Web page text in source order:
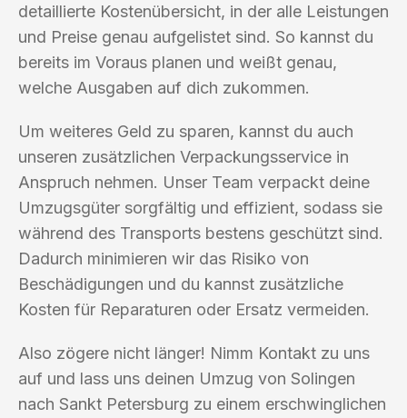
detaillierte Kostenübersicht, in der alle Leistungen
und Preise genau aufgelistet sind. So kannst du
bereits im Voraus planen und weißt genau,
welche Ausgaben auf dich zukommen.
Um weiteres Geld zu sparen, kannst du auch
unseren zusätzlichen Verpackungsservice in
Anspruch nehmen. Unser Team verpackt deine
Umzugsgüter sorgfältig und effizient, sodass sie
während des Transports bestens geschützt sind.
Dadurch minimieren wir das Risiko von
Beschädigungen und du kannst zusätzliche
Kosten für Reparaturen oder Ersatz vermeiden.
Also zögere nicht länger! Nimm Kontakt zu uns
auf und lass uns deinen Umzug von Solingen
nach Sankt Petersburg zu einem erschwinglichen